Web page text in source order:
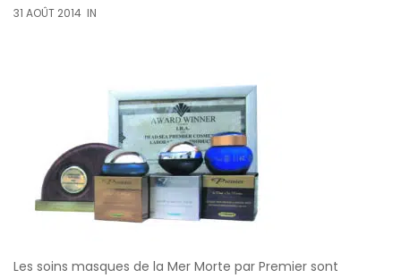
31 AOÛT 2014 IN
Les soins masques de la Mer Morte par Premier sont